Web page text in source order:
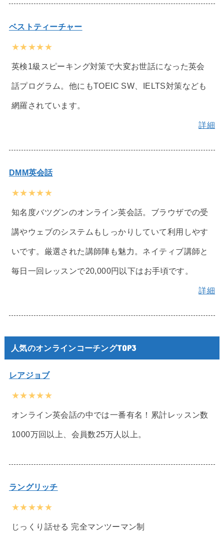
ベストティーチャー
★★★★★
英検1級スピーキング対策で大変お世話になった英会
話プログラム。他にもTOEIC SW、IELTS対策なども
網羅されています。
詳細
DMM英会話
★★★★★
知名度バツグンのオンライン英会話。ブラウザでの受
講やウェブのシステムもしっかりしていて利用しやす
いです。厳選された講師陣も魅力。ネイティブ講師と
毎日一回レッスンで20,000円以下はお手頃です。
詳細
人気のオンラインコーチングTOP3
レアジョブ
★★★★★
オンライン英会話の中では一番有名！累計レッスン数
1000万回以上、会員数25万人以上。
ラングリッチ
★★★★★
じっくり話せる 完全マンツーマン制